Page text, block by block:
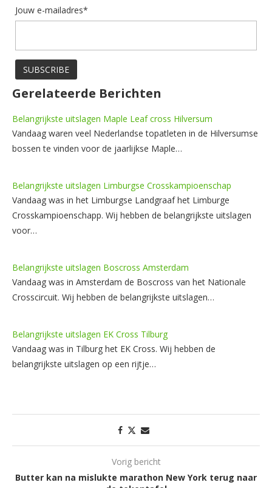
Jouw e-mailadres*
Gerelateerde Berichten
Belangrijkste uitslagen Maple Leaf cross Hilversum
Vandaag waren veel Nederlandse topatleten in de Hilversumse
bossen te vinden voor de jaarlijkse Maple…
Belangrijkste uitslagen Limburgse Crosskampioenschap
Vandaag was in het Limburgse Landgraaf het Limburge
Crosskampioenschapp. Wij hebben de belangrijkste uitslagen
voor…
Belangrijkste uitslagen Boscross Amsterdam
Vandaag was in Amsterdam de Boscross van het Nationale
Crosscircuit. Wij hebben de belangrijkste uitslagen…
Belangrijkste uitslagen EK Cross Tilburg
Vandaag was in Tilburg het EK Cross. Wij hebben de
belangrijkste uitslagen op een rijtje…
Vorig bericht
Butter kan na mislukte marathon New York terug naar